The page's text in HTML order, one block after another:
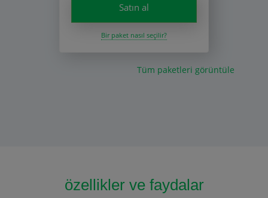
Satın al
Bir paket nasıl seçilir?
Tüm paketleri görüntüle
özellikler ve faydalar